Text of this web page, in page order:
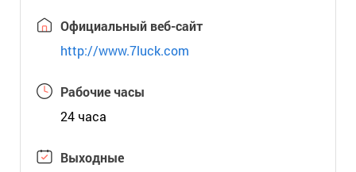
Официальный веб-сайт
http://www.7luck.com
Рабочие часы
24 часа
Выходные